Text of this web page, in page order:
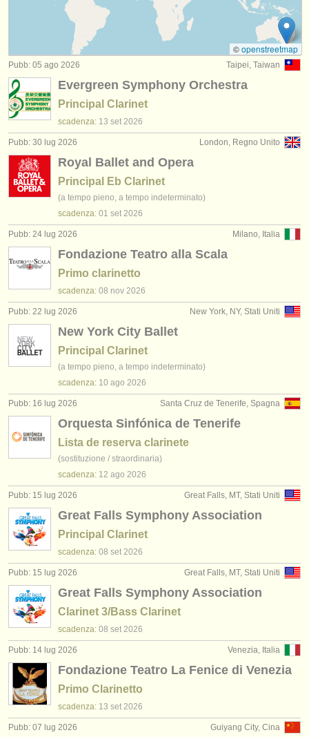
strumenti in vendita
strumenti rubati
elenchi:
orchestre e teatri lirici
conservatori
orchestre giovanili
musicalchairs:
riguardo musicalchairs
contattaci
rss feeds
notizie di musica classica
editori:
pubblica con noi
find out about ourATS
ATSfaq
accedi
degree courses: clarinetto (9)
degree courses: clarinetto classico
concorso clarinetto
clarinetto in vendita (14)
clarinetto smarrito
©openstreetmap
Taipei, Taiwan
Pubb: 05 ago 2026
Evergreen Symphony Orchestra
Principal Clarinet
scadenza: 13 set 2026
London, Regno Unito
Pubb: 30 lug 2026
Royal Ballet and Opera
Principal Eb Clarinet
(a tempo pieno, a tempo indeterminato)
scadenza: 01 set 2026
Milano, Italia
Pubb: 24 lug 2026
Fondazione Teatro alla Scala
Primo clarinetto
scadenza: 08 nov 2026
New York, NY, Stati Uniti
Pubb: 22 lug 2026
New York City Ballet
Principal Clarinet
(a tempo pieno, a tempo indeterminato)
scadenza: 10 ago 2026
Santa Cruz de Tenerife, Spagna
Pubb: 16 lug 2026
Orquesta Sinfónica de Tenerife
Lista de reserva clarinete
(sostituzione / straordinaria)
scadenza: 12 ago 2026
Great Falls, MT, Stati Uniti
Pubb: 15 lug 2026
Great Falls Symphony Association
Principal Clarinet
scadenza: 08 set 2026
Great Falls, MT, Stati Uniti
Pubb: 15 lug 2026
Great Falls Symphony Association
Clarinet 3/Bass Clarinet
scadenza: 08 set 2026
Venezia, Italia
Pubb: 14 lug 2026
Fondazione Teatro La Fenice di Venezia
Primo Clarinetto
scadenza: 13 set 2026
Guiyang City, Cina
Pubb: 07 lug 2026